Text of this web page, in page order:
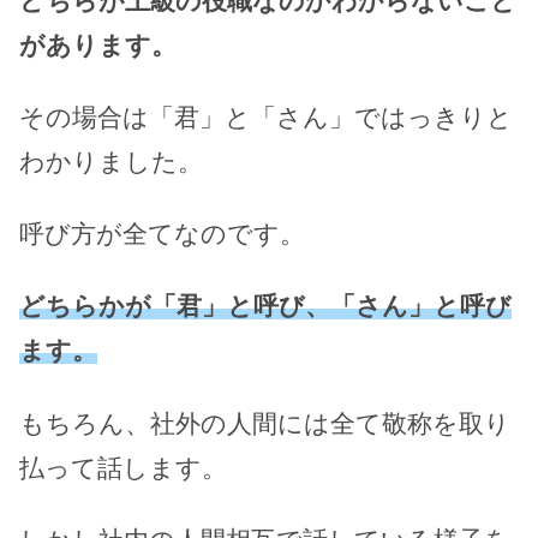
があります。
その場合は「君」と「さん」ではっきりと
わかりました。
呼び方が全てなのです。
どちらかが「君」と呼び、「さん」と呼び
ます。
もちろん、社外の人間には全て敬称を取り
払って話します。